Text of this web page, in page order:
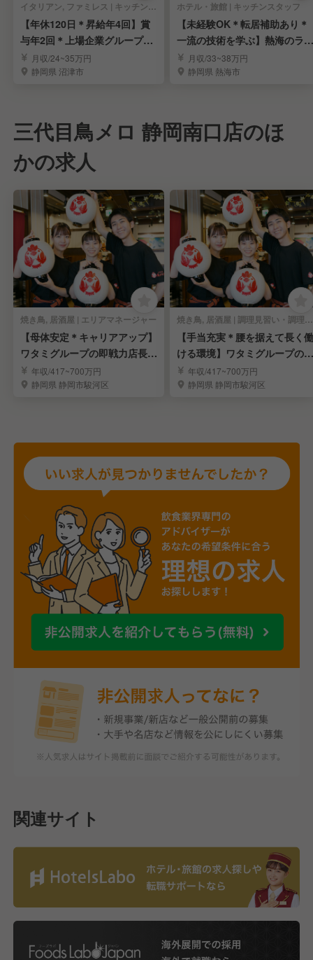
イタリアン, ファミレス | キッチンスタッフ
【年休120日＊昇給年4回】賞
与年2回＊上場企業グループで
料理長を募集
月収/24~35万円
静岡県 沼津市
ホテル・旅館 | キッチンスタッフ
【未経験OK＊転居補助あり＊
一流の技術を学ぶ】熱海のラグ
ジュアリーホテル
月収/33~38万円
静岡県 熱海市
三代目鳥メロ 静岡南口店のほ
かの求人
焼き鳥, 居酒屋 | エリアマネージャー
【母体安定＊キャリアアップ】
ワタミグループの即戦力店長・
エリアMGRを募集
年収/417~700万円
静岡県 静岡市駿河区
焼き鳥, 居酒屋 | 調理見習い・調理補助
【手当充実＊腰を据えて長く働
ける環境】ワタミグループの店
舗スタッフ募集
年収/417~700万円
静岡県 静岡市駿河区
関連サイト